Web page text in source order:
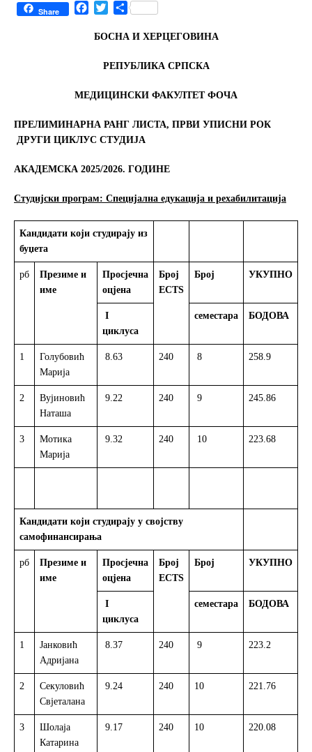
Share
o
i
t
r
S
a
e
БОСНА И ХЕРЦЕГОВИНА
РЕПУБЛИКА СРПСКА
МЕДИЦИНСКИ ФАКУЛТЕТ ФОЧА
ПРЕЛИМИНАРНА РАНГ ЛИСТА, ПРВИ УПИСНИ РОК
ДРУГИ ЦИКЛУС СТУДИЈА
АКАДЕМСКА 2025/2026. ГОДИНЕ
Студијски програм: Специјална едукација и рехабилитација
Кандидати који студирају из
буџета
рб
Презиме и
име
Просјечна
оцјена
Број
ECTS
Број УКУПНО
I
циклуса
семестара БОДОВА
1
Голубовић
Марија
8.63 240 8 258.9
2
Вујиновић
Наташа
9.22 240 9 245.86
3
Мотика
Марија
9.32 240 10 223.68
Кандидати који студирају у својству
самофинансирања
рб
Презиме и
име
Просјечна
оцјена
Број
ECTS
Број УКУПНО
I
циклуса
семестара БОДОВА
1
Јанковић
Адријана
8.37 240 9 223.2
2
Секуловић
Свјеталана
9.24 240 10 221.76
3
Шолаја
Катарина
9.17 240 10 220.08